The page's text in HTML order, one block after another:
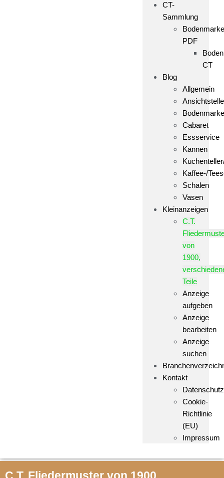
CT-
Sammlung
PDF
CT
Blog
Allgemein
Cabaret
Essservice
Kannen
Kaffee-/
Schalen
Vasen
Kleinanzeigen
C.T.
von
1900,
Teile
Anzeige
aufgeben
Anzeige
bearbeiten
Anzeige
suchen
Kontakt
Cookie-
Richtlinie
(EU)
Impressum